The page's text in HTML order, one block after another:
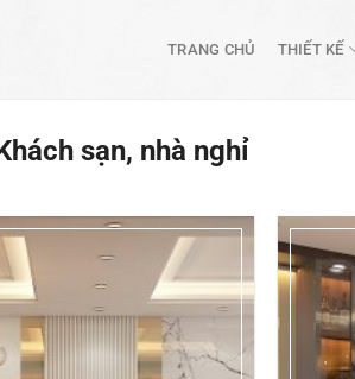
TRANG CHỦ THIẾT KẾ
sạn, nhà nghỉ